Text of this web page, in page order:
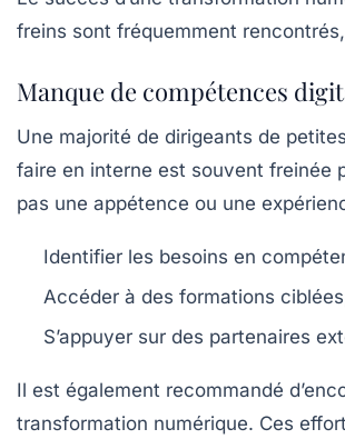
freins sont fréquemment
Manque de compétences
Une majorité de dirigeants de
faire en interne est souvent freinée
pas une appétence ou une
Identifier les besoins en
Accéder à des formations
S’appuyer sur des partenaires
Il est également recommandé
transformation numérique. Ces